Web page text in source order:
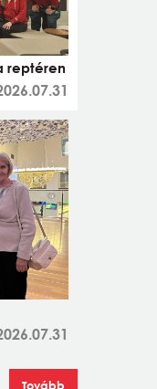
reptéren
Tovább